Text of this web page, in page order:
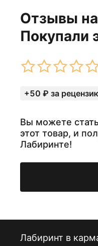
Отзывы
Покупали
+50 ₽ за
Вы можете
этот товар, и
Лабиринте!
Лабиринт в